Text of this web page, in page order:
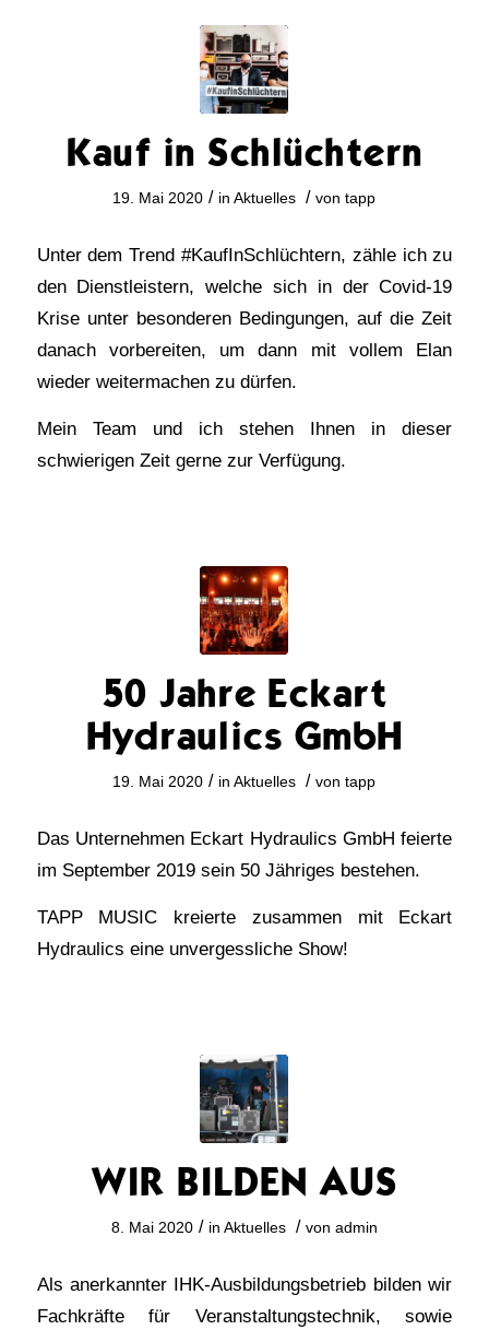
Kauf in Schlüchtern
19. Mai 2020 / inAktuelles / vontapp
Unter dem Trend #KaufInSchlüchtern, zähle ich zu
den Dienstleistern, welche sich in der Covid-19
Krise unter besonderen Bedingungen, auf die Zeit
danach vorbereiten, um dann mit vollem Elan
wieder weitermachen zu dürfen.
Mein Team und ich stehen Ihnen in dieser
schwierigen Zeit gerne zur Verfügung.
50 Jahre Eckart
Hydraulics GmbH
19. Mai 2020 / inAktuelles / vontapp
Das Unternehmen Eckart Hydraulics GmbH feierte
im September 2019 sein 50 Jähriges bestehen.
TAPP MUSIC kreierte zusammen mit Eckart
Hydraulics eine unvergessliche Show!
WIR BILDEN AUS
8. Mai 2020 / in Aktuelles / von admin
Als anerkannter IHK-Ausbildungsbetrieb bilden wir
Fachkräfte für Veranstaltungstechnik, sowie